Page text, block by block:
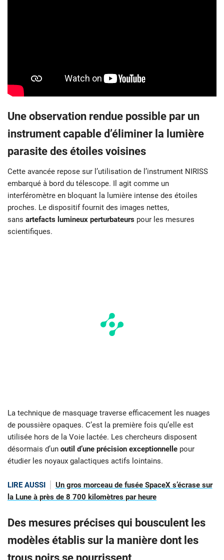
Une observation rendue possible par un
instrument capable d’éliminer la lumière
parasite des étoiles voisines
Cette avancée repose sur l’utilisation de l’instrument NIRISS
embarqué à bord du télescope. Il agit comme un
interféromètre en bloquant la lumière intense des étoiles
proches. Le dispositif fournit des images nettes,
sans artefacts lumineux perturbateurs pour les mesures
scientifiques.
La technique de masquage traverse efficacement les nuages
de poussière opaques. C’est la première fois qu’elle est
utilisée hors de la Voie lactée. Les chercheurs disposent
désormais d’un outil d’une précision exceptionnelle pour
étudier les noyaux galactiques actifs lointains.
LIRE AUSSI
Un gros morceau de fusée SpaceX s’écrase sur
la Lune à près de 8 700 kilomètres par heure
Des mesures précises qui bousculent les
modèles établis sur la manière dont les